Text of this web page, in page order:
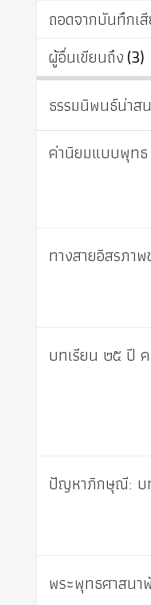
ถอดจากบันทึกเ
ผู้อื่นเขียนถึง(3)
ธรรมนิพนธ์น่าส
ค่านิยมแบบพุทธ
ทางสายอิสรภา
บทเรียน ๒๕ ปี
ปัญหาภิกษุณี: บ
พระพุทธศาสน